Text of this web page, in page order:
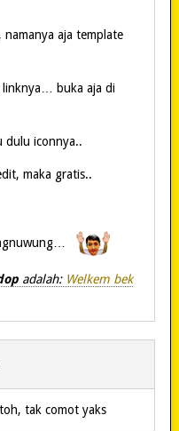
namanya aja template
linknya… buka aja di
dulu iconnya..
maka gratis..
adalah: Welkem bek
tak comot yaks